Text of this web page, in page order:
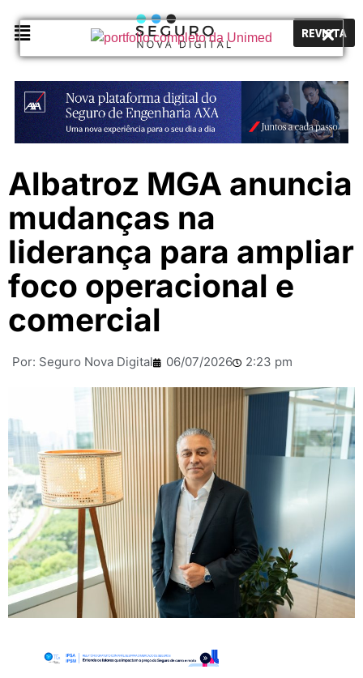
REVISTA
Albatroz MGA anuncia
mudanças na
liderança para ampliar
foco operacional e
comercial
Por: Seguro Nova Digital 06/07/2026 2:23 pm